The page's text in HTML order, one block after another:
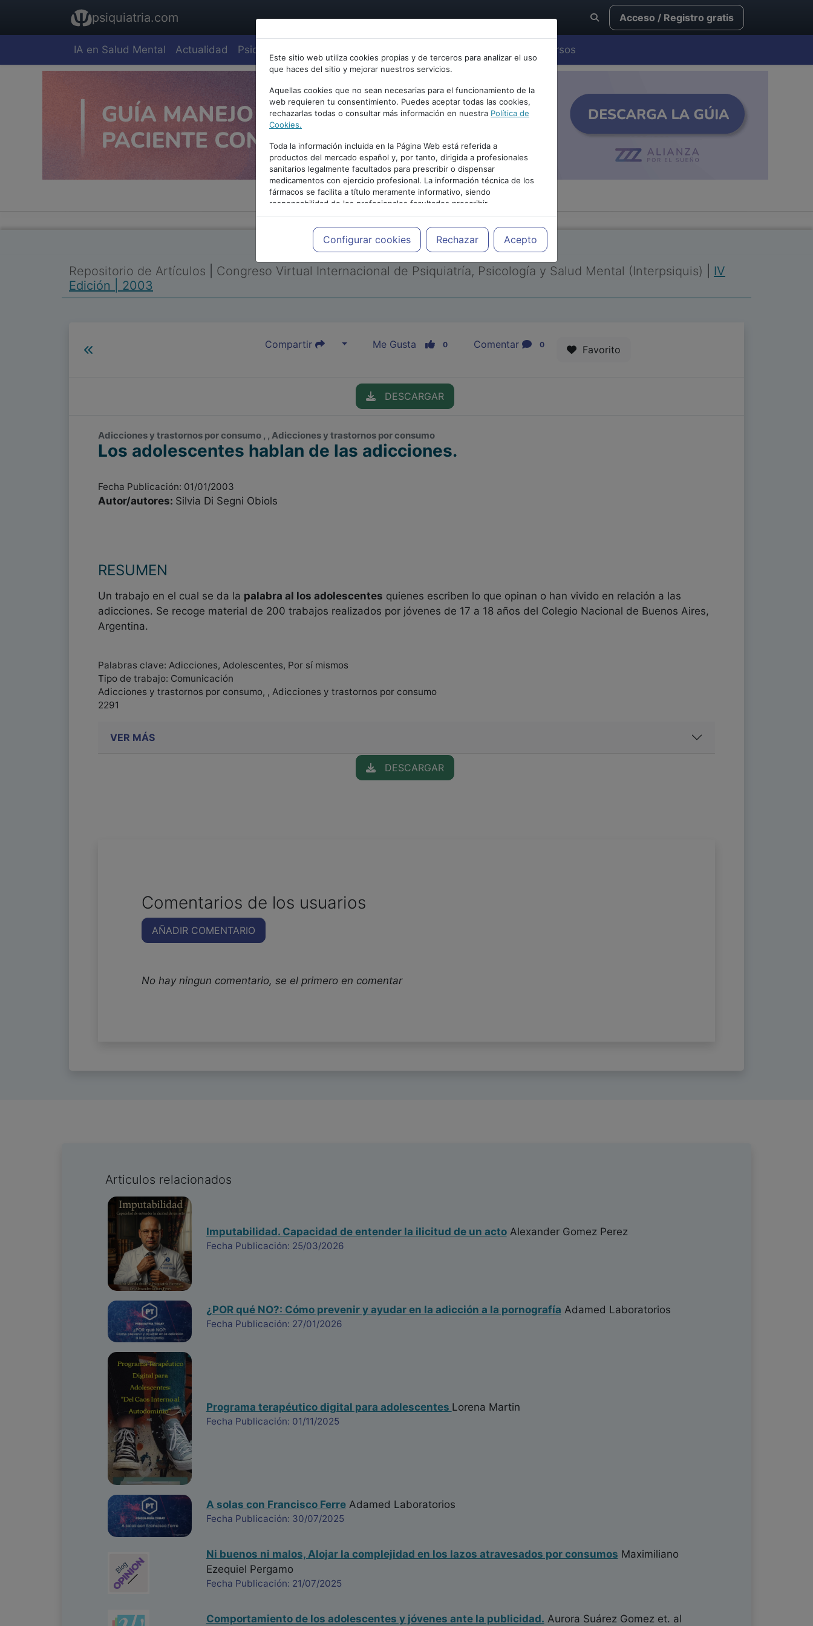
psiquiatria.com Acceso / Registro gratis
IA en Salud Mental Actualidad Psiquiatría Cursos
Este sitio web utiliza cookies propias y de terceros para analizar el uso
que haces del sitio y mejorar nuestros servicios.
Aquellas cookies que no sean necesarias para el funcionamiento de la
web requieren tu consentimiento. Puedes aceptar todas las cookies,
rechazarlas todas o consultar más información en nuestra Política de
Cookies.
Toda la información incluida en la Página Web está referida a
productos del mercado español y, por tanto, dirigida a profesionales
sanitarios legalmente facultados para prescribir o dispensar
medicamentos con ejercicio profesional. La información técnica de los
fármacos se facilita a título meramente informativo, siendo
responsabilidad de los profesionales facultados prescribir
medicamentos y decidir, en cada caso concreto, el tratamiento más
adecuado a las necesidades del paciente.
Configurar cookies Rechazar Acepto
PUBLICIDAD
Repositorio de Artículos Congreso Virtual Internacional de Psiquiatría, Psicología y Salud Mental (Interpsiquis)
IV
Edición | 2003
Compartir Me Gusta 0 Comentar 0 Favorito
DESCARGAR
Adicciones y trastornos por consumo , , Adicciones y trastornos por consumo
Los adolescentes hablan de las adicciones.
Fecha Publicación: 01/01/2003
Autor/autores: Silvia Di Segni Obiols
RESUMEN
Un trabajo en el cual se da la palabra al los adolescentes quienes escriben lo que opinan o han vivido en relación a las
adicciones. Se recoge material de 200 trabajos realizados por jóvenes de 17 a 18 años del Colegio Nacional de Buenos Aires,
Argentina.
Palabras clave: Adicciones, Adolescentes, Por sí mismos
Tipo de trabajo: Comunicación
Adicciones y trastornos por consumo, , Adicciones y trastornos por consumo
2291
VER MÁS
DESCARGAR
Comentarios de los usuarios
AÑADIR COMENTARIO
No hay ningun comentario, se el primero en comentar
Articulos relacionados
Imputabilidad. Capacidad de entender la ilicitud de un actoAlexander Gomez Perez
Fecha Publicación: 25/03/2026
¿POR qué NO?: Cómo prevenir y ayudar en la adicción a la pornografía Adamed Laboratorios
Fecha Publicación: 27/01/2026
Programa terapéutico digital para adolescentes Lorena Martin
Fecha Publicación: 01/11/2025
A solas con Francisco FerreAdamed Laboratorios
Fecha Publicación: 30/07/2025
Ni buenos ni malos, Alojar la complejidad en los lazos atravesados por consumos Maximiliano
Ezequiel Pergamo
Fecha Publicación: 21/07/2025
Comportamiento de los adolescentes y jóvenes ante la publicidad. Aurora Suárez Gomez et. al